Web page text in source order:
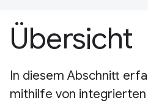
Übersicht
In diesem Abschnitt
mithilfe von integrierten